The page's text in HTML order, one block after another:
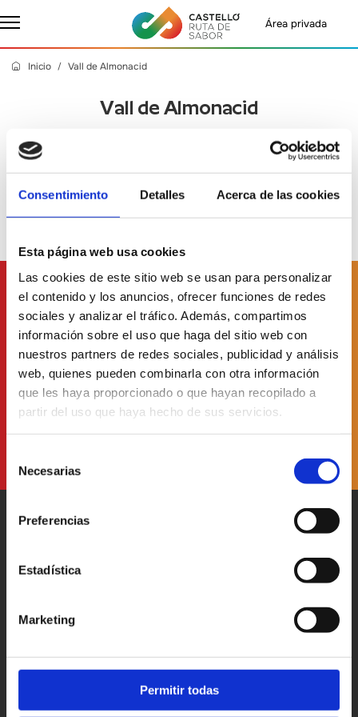
Consentimiento Detalles Acerca de las cookies
Esta página web usa cookies
Las cookies de este sitio web se usan para personalizar
el contenido y los anuncios, ofrecer funciones de redes
sociales y analizar el tráfico. Además, compartimos
información sobre el uso que haga del sitio web con
nuestros partners de redes sociales, publicidad y análisis
web, quienes pueden combinarla con otra información
que les haya proporcionado o que hayan recopilado a
partir del uso que haya hecho de sus servicios.
consentimiento
Necesarias
Preferencias
Estadística
Marketing
Permitir todas
Área privada
Inicio Vall de Almonacid
Vall de Almonacid
Martes, 09 Septiembre 2025 - Castelló Ruta de Sabor
Suscríbete anuestro boletín
He leído y aceptola Política de Protección de Datos
T. 964 35 96 00
castellorutadesabor@dipcas.es